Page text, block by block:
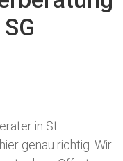
in St.
genau richtig. Wir